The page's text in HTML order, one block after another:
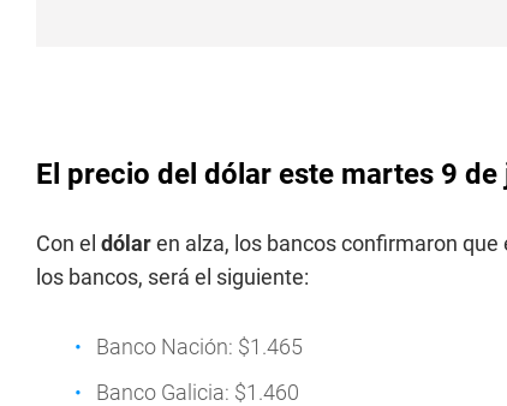
El precio del dólar este martes 9 de
Con el dólaren alza, los bancos confirmaron que
los bancos, será el siguiente:
Banco Nación: $1.465
Banco Galicia: $1.460